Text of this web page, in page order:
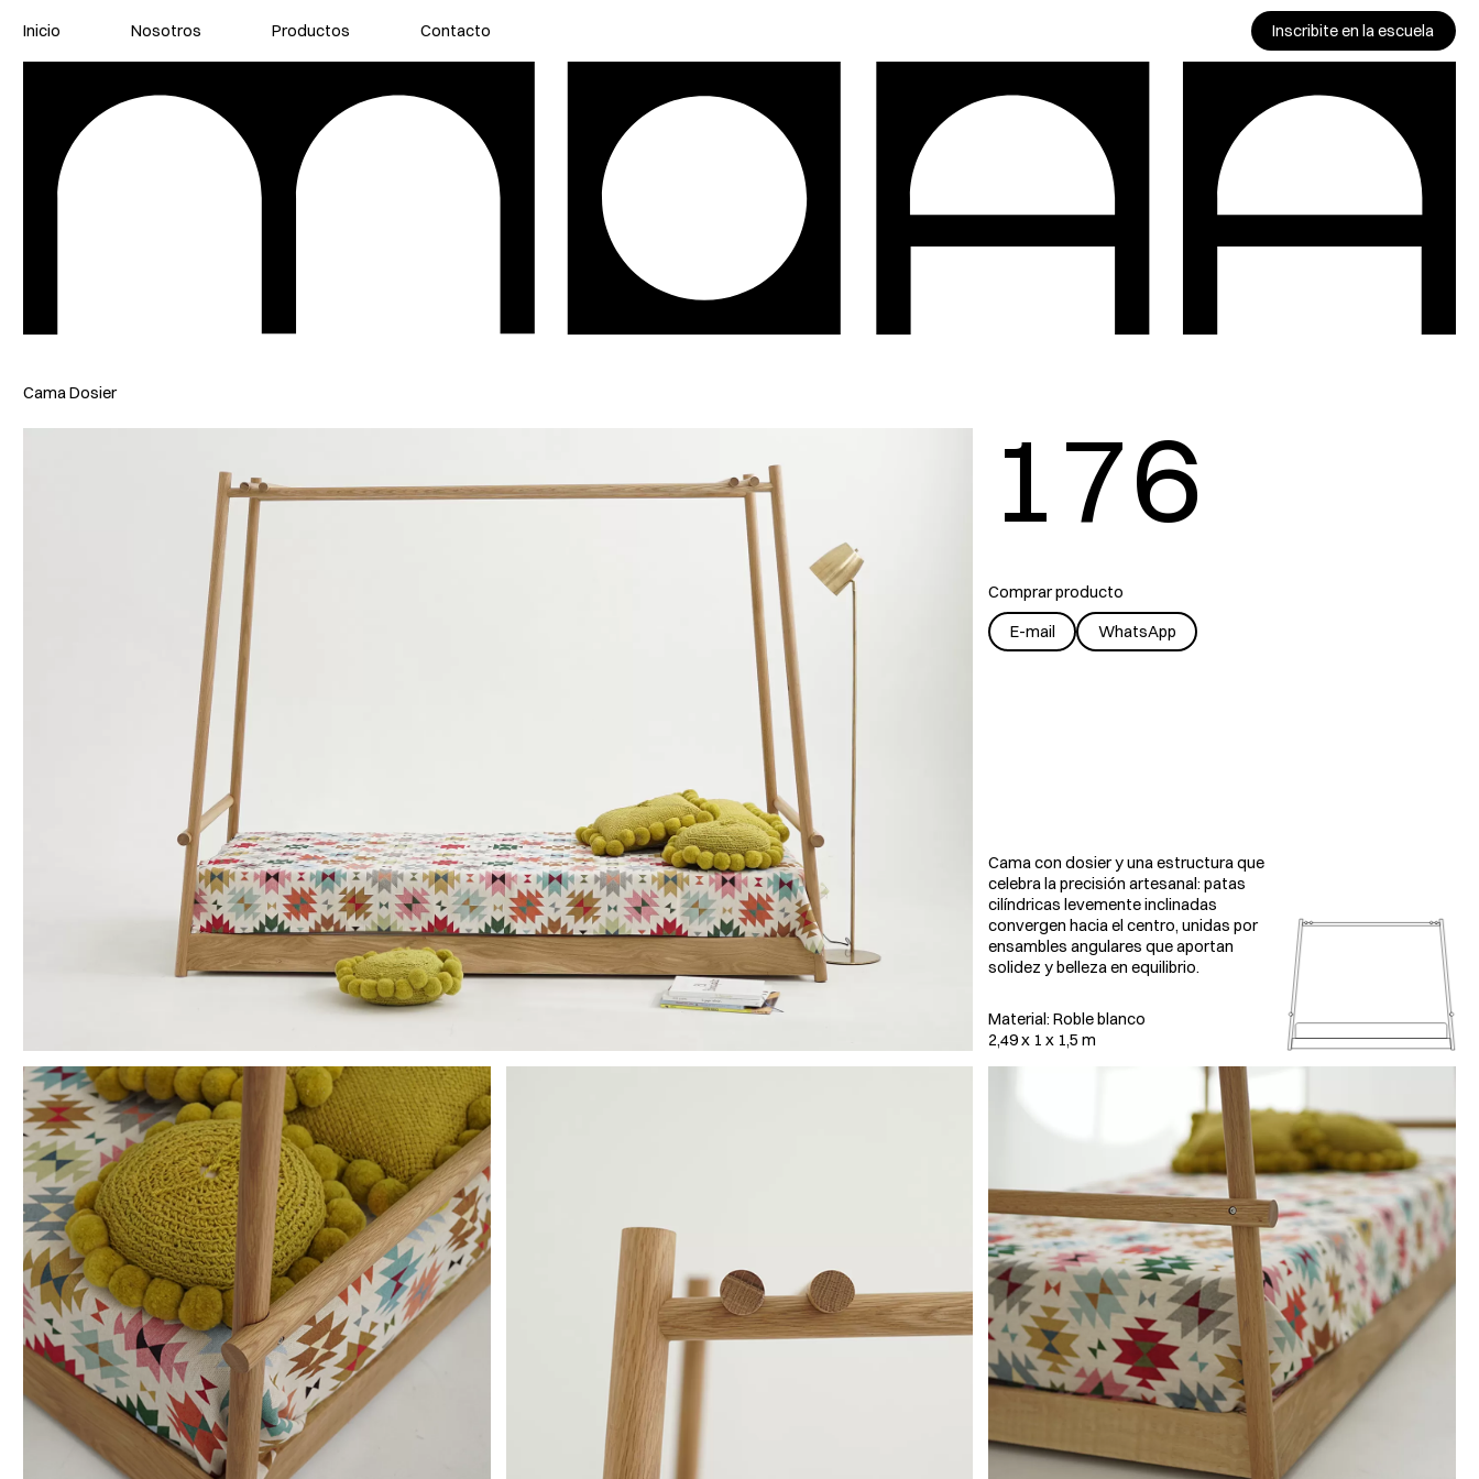
Inicio Nosotros Productos Contacto Inscribite en la escuela
Cama Dosier
176
Comprar producto
E-mail WhatsApp
Cama con dosier y una estructura que
celebra la precisión artesanal: patas
cilíndricas levemente inclinadas
convergen hacia el centro, unidas por
ensambles angulares que aportan
solidez y belleza en equilibrio.
Material: Roble blanco
2,49 x 1 x 1,5 m